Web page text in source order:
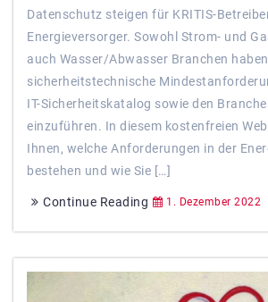
Datenschutz steigen für KRITIS-
Energieversorger. Sowohl Strom- und
auch Wasser/Abwasser Branchen haben
sicherheitstechnische
IT-Sicherheitskatalog sowie den
einzuführen. In diesem kostenfreien
Ihnen, welche Anforderungen in der
bestehen und wie Sie […]
Continue Reading 1. Dezember 2022